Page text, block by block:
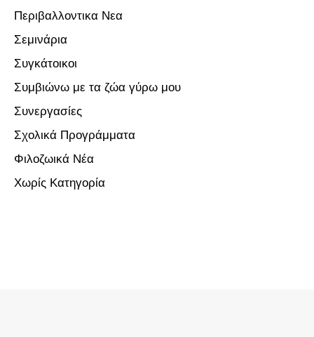
Περιβαλλοντικα Νεα
Σεμινάρια
Συγκάτοικοι
Συμβιώνω με τα ζώα γύρω μου
Συνεργασίες
Σχολικά Προγράμματα
Φιλοζωικά Νέα
Χωρίς Κατηγορία